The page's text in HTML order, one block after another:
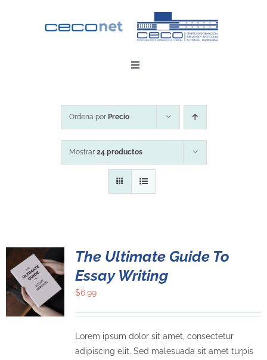
Toggle
Ordena por Precio
Mostrar 24 productos
The Ultimate Guide To
Essay Writing
$6.99
Lorem ipsum dolor sit amet, consectetur
adipiscing elit. Sed malesuada sit amet turpis